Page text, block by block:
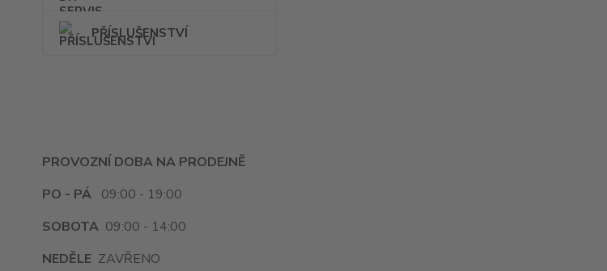
PŘÍSLUŠENSTVÍ
PROVOZNÍ DOBA NA PRODEJNĚ
PO - PÁ 09:00 - 19:00
SOBOTA 09:00 - 14:00
NEDĚLE ZAVŘENO